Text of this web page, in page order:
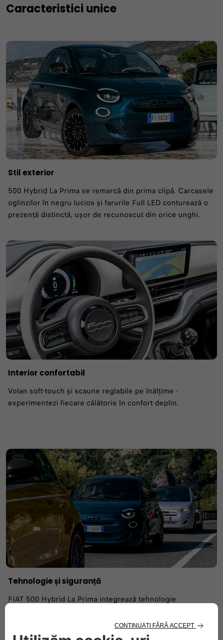
Caracteristici unice
Stil exterior
500 Hybrid La Prima se remarcă din prima clipă. Carcasele
oglinzilor în negru lucios și farurile Full LED conturează o
prezență distinctă, ușor de recunoscut din orice unghi.
Interior confortabil
Volan soft-touch și scaune reglabile pe înălțime -
experimentezi fiecare călătorie în confort deplin.
Tehnologie și siguranță
FIAT 500 Hybrid La Prima integrează tehnologie
șosea și pentru a transforma fiecare moment petrecut la
bord într-o experiență mai plăcută.